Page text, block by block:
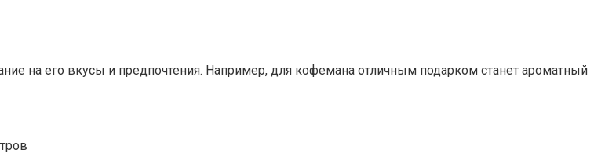
на его вкусы и предпочтения. Например, для кофемана отличным подарком станет ароматный